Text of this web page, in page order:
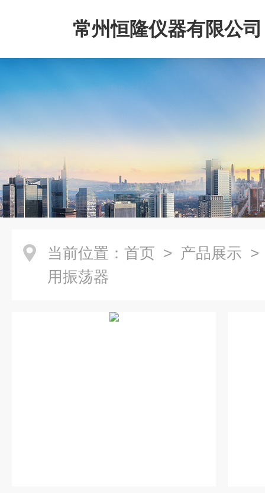
常州恒隆仪器有限公司
当前位置： 首页 > 产品展示
用振荡器